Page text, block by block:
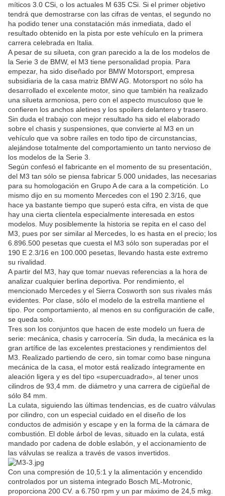
míticos 3.0 CSi, o los actuales M 635 CSi. Si el primer objetivo
tendrá que demostrarse con las cifras de ventas, el segundo no
ha podido tener una constatación más inmediata, dado el
resultado obtenido en la pista por este vehículo en la primera
carrera celebrada en Italia.
A pesar de su silueta, con gran parecido a la de los modelos de
la Serie 3 de BMW, el M3 tiene personalidad propia. Para
empezar, ha sido diseñado por BMW Motorsport, empresa
subsidiaria de la casa matriz BMW AG. Motorsport no sólo ha
desarrollado el excelente motor, sino que también ha realizado
una silueta armoniosa, pero con el aspecto musculoso que le
confieren los anchos aletines y los spoilers delantero y trasero.
Sin duda el trabajo con mejor resultado ha sido el elaborado
sobre el chasis y suspensiones, que convierte al M3 en un
vehículo que va sobre raíles en todo tipo de circunstancias,
alejándose totalmente del comportamiento un tanto nervioso de
los modelos de la Serie 3.
Según confesó el fabricante en el momento de su presentación,
del M3 tan sólo se piensa fabricar 5.000 unidades, las necesarias
para su homologación en Grupo A de cara a la competición. Lo
mismo dijo en su momento Mercedes con el 190 2.3/16, que
hace ya bastante tiempo que superó esta cifra, en vista de que
hay una cierta clientela especialmente interesada en estos
modelos. Muy posiblemente la historia se repita en el caso del
M3, pues por ser similar al Mercedes, lo es hasta en el precio; los
6.896.500 pesetas que cuesta el M3 sólo son superadas por el
190 E 2.3/16 en 100.000 pesetas, llevando hasta este extremo
su rivalidad.
A partir del M3, hay que tomar nuevas referencias a la hora de
analizar cualquier berlina deportiva. Por rendimiento, el
mencionado Mercedes y el Sierra Cosworth son sus rivales más
evidentes. Por clase, sólo el modelo de la estrella mantiene el
tipo. Por comportamiento, al menos en su configuración de calle,
se queda solo.
Tres son los conjuntos que hacen de este modelo un fuera de
serie: mecánica, chasis y carrocería. Sin duda, la mecánica es la
gran artífice de las excelentes prestaciones y rendimientos del
M3. Realizado partiendo de cero, sin tomar como base ninguna
mecánica de la casa, el motor está realizado íntegramente en
aleación ligera y es del tipo «supercuadrado», al tener unos
cilindros de 93,4 mm. de diámetro y una carrera de cigüeñal de
sólo 84 mm.
La culata, siguiendo las últimas tendencias, es de cuatro válvulas
por cilindro, con un especial cuidado en el diseño de los
conductos de admisión y escape y en la forma de la cámara de
combustión. El doble árbol de levas, situado en la culata, está
mandado por cadena de doble eslabón, y el accionamiento de
las válvulas se realiza a través de vasos invertidos.
Con una compresión de 10,5:1 y la alimentación y encendido
controlados por un sistema integrado Bosch ML-Motronic,
proporciona 200 CV. a 6.750 rpm y un par máximo de 24,5 mkg.